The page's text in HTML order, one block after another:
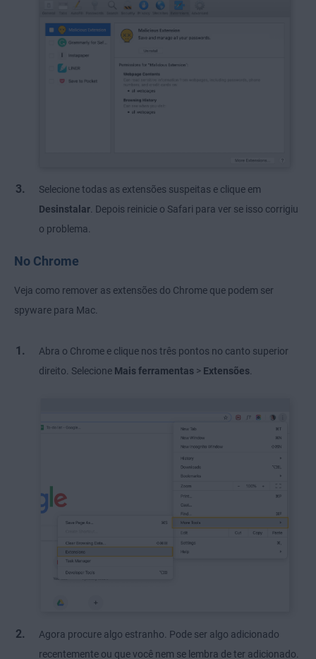
Selecione todas as extensões suspeitas e clique em
Desinstalar . Depois reinicie o Safari para ver se isso corrigiu
o problema.
No Chrome
Veja como remover as extensões do Chrome que podem ser
spyware para Mac.
Abra o Chrome e clique nos três pontos no canto superior
direito. Selecione Mais ferramentas > Extensões
Agora procure algo estranho. Pode ser algo adicionado
recentemente ou que você nem se lembra de ter adicionado.